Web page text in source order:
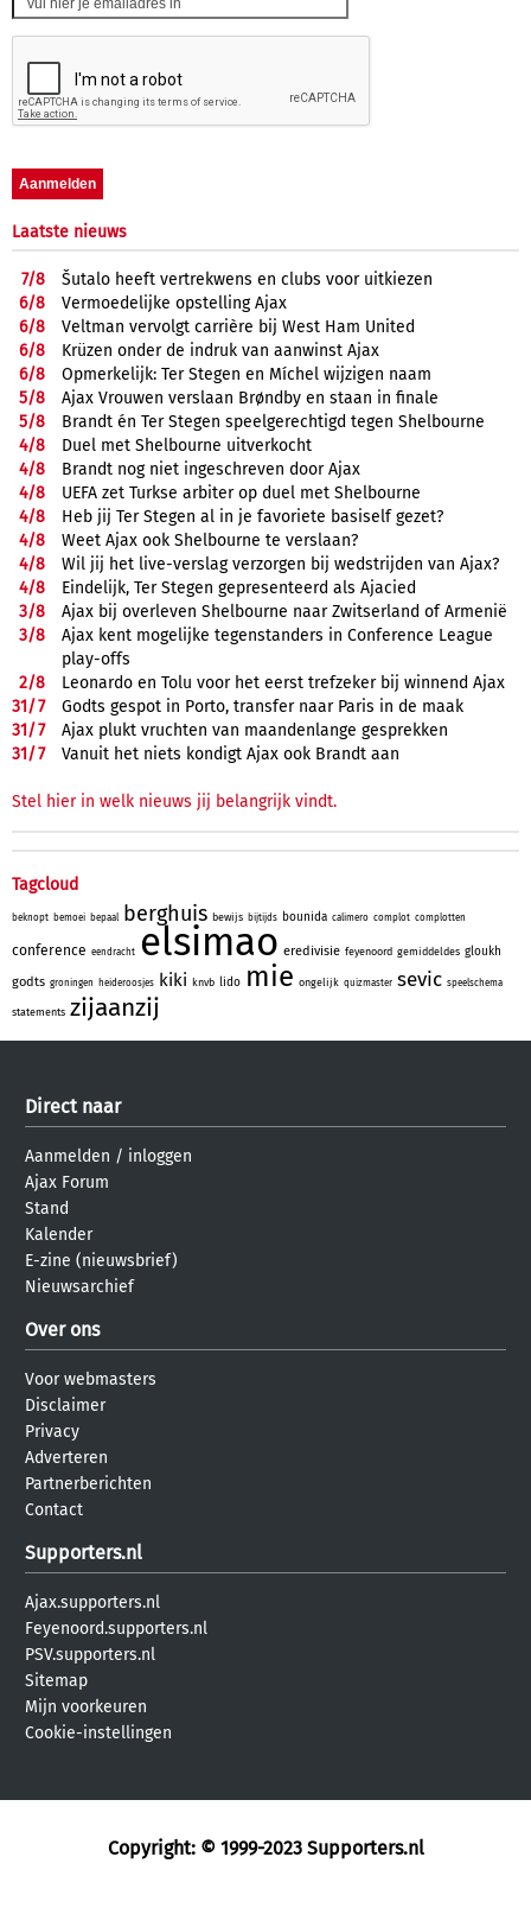
Laatste nieuws
7/8
Šutalo heeft vertrekwens en clubs voor uitkiezen
6/8
Vermoedelijke opstelling Ajax
6/8
Veltman vervolgt carrière bij West Ham United
6/8
Krüzen onder de indruk van aanwinst Ajax
6/8
Opmerkelijk: Ter Stegen en Míchel wijzigen naam
5/8
Ajax Vrouwen verslaan Brøndby en staan in finale
5/8
Brandt én Ter Stegen speelgerechtigd tegen Shelbourne
4/8
Duel met Shelbourne uitverkocht
4/8
Brandt nog niet ingeschreven door Ajax
4/8
UEFA zet Turkse arbiter op duel met Shelbourne
4/8
Heb jij Ter Stegen al in je favoriete basiself gezet?
4/8
Weet Ajax ook Shelbourne te verslaan?
4/8
Wil jij het live-verslag verzorgen bij wedstrijden van Ajax?
4/8
Eindelijk, Ter Stegen gepresenteerd als Ajacied
3/8
Ajax bij overleven Shelbourne naar Zwitserland of Armenië
3/8
Ajax kent mogelijke tegenstanders in Conference League
play-offs
2/8
Leonardo en Tolu voor het eerst trefzeker bij winnend Ajax
31/7
Godts gespot in Porto, transfer naar Paris in de maak
31/7
Ajax plukt vruchten van maandenlange gesprekken
31/7 Vanuit het niets kondigt Ajax ook Brandt aan
Stel hier in welk nieuws jij belangrijk vindt.
Tagcloud
beknopt bemoei bepaal berghuis bewijs bijtijds bounida calimero complot complotten
conference eendracht elsimao eredivisie feyenoord gemiddeldes gloukh
godts groningen heideroosjes kiki knvb lido mie ongelijk quizmaster sevic speelschema
statements zijaanzij
Direct naar
Aanmelden / inloggen
Ajax Forum
Stand
Kalender
E-zine (nieuwsbrief)
Nieuwsarchief
Over ons
Voor webmasters
Disclaimer
Privacy
Adverteren
Partnerberichten
Contact
Supporters.nl
Ajax.supporters.nl
Feyenoord.supporters.nl
PSV.supporters.nl
Sitemap
Mijn voorkeuren
Cookie-instellingen
Copyright: © 1999-2023 Supporters.nl